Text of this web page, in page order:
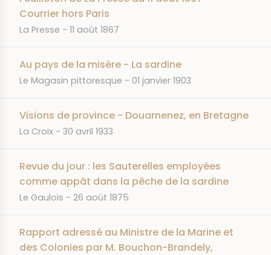
Courrier hors Paris
JOURNAL
La Presse DATE
11 août 1867
Au pays de la misère - La sardine
JOURNAL
Le Magasin pittoresque DATE
01 janvier 1903
Visions de province - Douarnenez, en Bretagne
JOURNAL
La Croix DATE
30 avril 1933
Revue du jour : les Sauterelles employées
comme appât dans la pêche de la sardine
JOURNAL
Le Gaulois DATE
26 août 1875
Rapport adressé au Ministre de la Marine et
des Colonies par M. Bouchon-Brandely,